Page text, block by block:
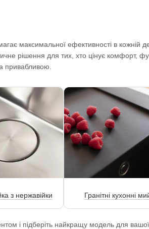
максимальної ефективності в кожній
рішення для тих, хто цінує комфорт,
привабливою.
з нержавійки Гранітні кухонні
і підберіть найкращу модель для вашої